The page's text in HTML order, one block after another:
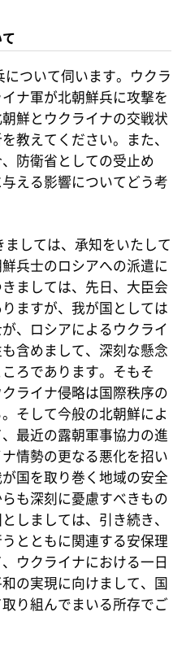
について伺います。ウクラ
ナ軍が北朝鮮兵に攻撃を
鮮とウクライナの交戦状
教えてください。また、
防衛省としての受止め
える影響についてどう考
ましては、承知をいたして
兵士のロシアへの派遣に
ましては、先日、大臣会
ますが、我が国としては
、ロシアによるウクライ
含めまして、深刻な懸念
ろであります。そもそ
ライナ侵略は国際秩序の
そして今般の北朝鮮によ
最近の露朝軍事協力の進
情勢の更なる悪化を招い
国を取り巻く地域の安全
も深刻に憂慮すべきもの
しましては、引き続き、
とともに関連する安保理
ウクライナにおける一日
の実現に向けまして、国
り組んでまいる所存でご